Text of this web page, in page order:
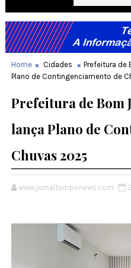
Home Cidades
Prefeitura de
Plano de Contingenciamento de
Prefeitura de Bom
lança Plano de
Chuvas 2025
www.jornaltemponews.com